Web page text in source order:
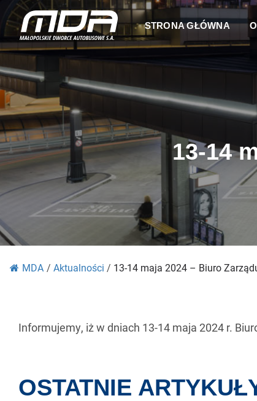
STRONA GŁÓWNA
13-14
MDA / Aktualności / 13-14 maja 2024 – Biuro
Informujemy, iż w dniach 13-14 maja 2024 r.
OSTATNIE